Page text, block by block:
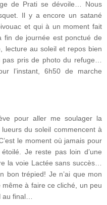
de Prati se dévoile… Nous
Il y a encore un satané
et qui à un moment fait
fin de journée est ponctué de
lecture au soleil et repos bien
pas pris de photo du refuge…
l’instant, 6h50 de marche
pour aller me soulager la
du soleil commencent à
le moment où jamais pour
Je reste pas loin d’une
la voie Lactée sans succès…
bon trépied! Je n’ai que mon
à faire ce cliché, un peu
au final…